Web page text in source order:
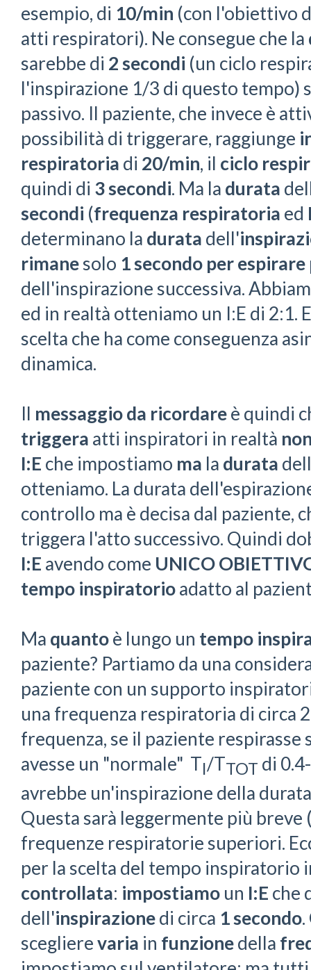
esempio, di 10/min (con l'obiettivo
atti respiratori). Ne consegue che la
sarebbe di 2 secondi (un ciclo
l'inspirazione 1/3 di questo tempo)
passivo. Il paziente, che invece è
possibilità di triggerare, raggiunge
respiratoria di 20/min, il ciclo
quindi di 3 secondi. Ma la durata
secondi (frequenza respiratoria ed
determinano la durata dell'
rimanesolo 1 secondo per espirare
dell'inspirazione successiva.
ed in realtà otteniamo un I:E di 2:1.
scelta che ha come conseguenza
dinamica.
Il messaggio da ricordareè quindi
triggera atti inspiratori in realtà
I:E che impostiamo ma la durata
otteniamo. La durata
controllo ma è decisa dal paziente,
triggera l'atto successivo. Quindi
I:E avendo come UNICO
tempo inspiratorioadatto al
Ma quantoè lungo un tempo
paziente? Partiamo da una
paziente con un supporto
una frequenza respiratoria di circa
frequenza, se il paziente respirasse
avesse un "normale" TI/TTOT di
avrebbe un'inspirazione della
Questa sarà leggermente più breve
frequenze respiratorie superiori.
per la scelta del tempo inspiratorio
controllata: impostiamo un I:E che
dell'inspirazionedi circa 1 secondo
sceglierevaria in funzionedella